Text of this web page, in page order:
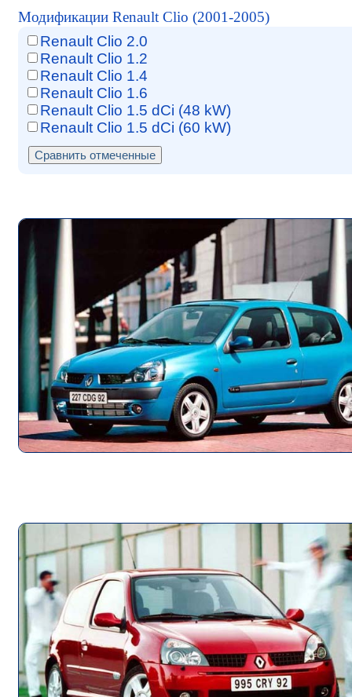
Модификации Renault Clio (2001-2005)
Renault Clio 2.0
Renault Clio 1.2
Renault Clio 1.4
Renault Clio 1.6
Renault Clio 1.5 dCi (48 kW)
Renault Clio 1.5 dCi (60 kW)